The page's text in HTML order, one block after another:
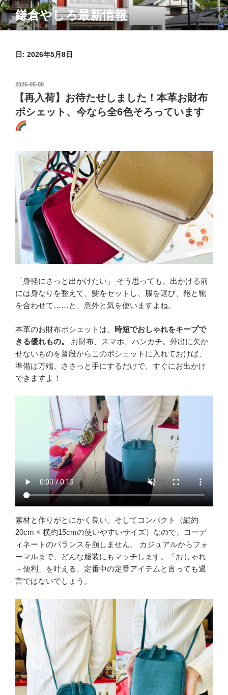
コ
ン
テ
鎌倉やしろ最新情報
日: 2026年5月8日
投
日:
2026-05-08
【再入荷】お待たせしました！本革お財布
ポシェット、今なら全6色そろっています
「身軽にさっと出かけたい」 そう思っても、出かける前
には身なりを整えて、髪をセットし、服を選び、鞄と靴
を合わせて……と、意外と気を使いますよね。
本革のお財布ポシェットは、 時短でおしゃれをキープで
きる優れもの。
お財布、スマホ、ハンカチ。外出に欠か
せないものを普段からこのポシェットに入れておけば、
準備は万端。ささっと手にするだけで、すぐにお出かけ
できますよ！
素材と作りがとにかく良い。そしてコンパクト（縦約
20cm × 横約15cmの使いやすいサイズ）なので、コーデ
ィネートのバランスを崩しません。 カジュアルからフォ
ーマルまで、どんな服装にもマッチします。「おしゃれ
＋便利」を叶える、定番中の定番アイテムと言っても過
言ではないでしょう。